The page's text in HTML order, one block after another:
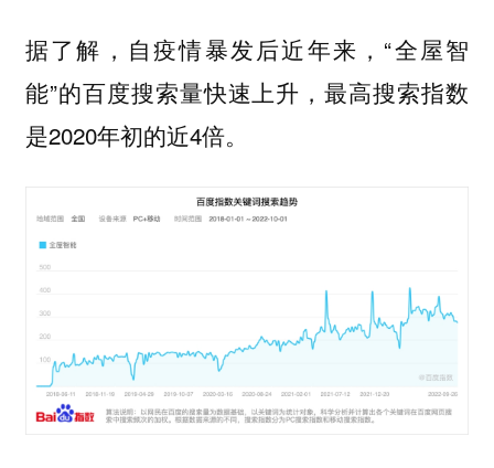
据了解，自疫情暴发后近年来，“全屋智
能”的百度搜索量快速上升，最高搜索指数
是2020年初的近4倍。